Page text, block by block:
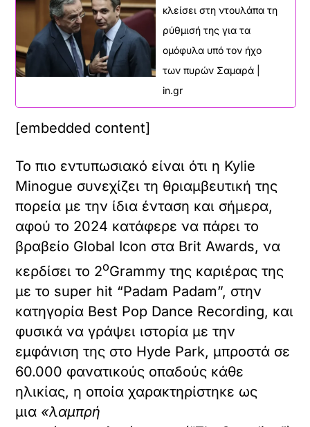
κλείσει στη ντουλάπα τη
ρύθμισή της για τα
ομόφυλα υπό τον ήχο
των πυρών Σαμαρά |
in.gr
[embedded content]
Το πιο εντυπωσιακό είναι ότι η Kylie
Minogue συνεχίζει τη θριαμβευτική της
πορεία με την ίδια ένταση και σήμερα,
αφού το 2024 κατάφερε να πάρει το
βραβείο Global Icon στα Brit Awards, να
κερδίσει το 2οGrammy της καριέρας της
με το super hit “Padam Padam”, στην
κατηγορία Best Pop Dance Recording, και
φυσικά να γράψει ιστορία με την
εμφάνιση της στο Hyde Park, μπροστά σε
60.000 φανατικούς οπαδούς κάθε
ηλικίας, η οποία χαρακτηρίστηκε ως
μια «λαμπρή